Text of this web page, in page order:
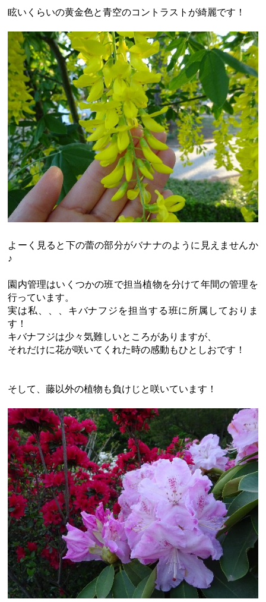
眩いくらいの黄金色と青空のコントラストが綺麗です！
よーく見ると下の蕾の部分がバナナのように見えませんか
♪
園内管理はいくつかの班で担当植物を分けて年間の管理を
行っています。
実は私、、、キバナフジを担当する班に所属しておりま
す！
キバナフジは少々気難しいところがありますが、
それだけに花が咲いてくれた時の感動もひとしおです！
そして、藤以外の植物も負けじと咲いています！